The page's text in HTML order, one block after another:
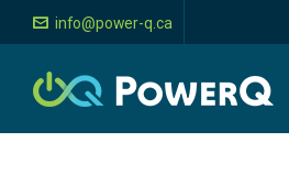
info@power-q.ca